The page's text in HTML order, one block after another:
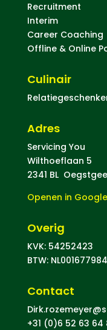
Recruitment
Interim
Career Coaching
Offline & Online
Culinair
Adres
Servicing You
Wilthoeflaan 5
2341 BL
Openen in
Overig
KVK: 54252423
BTW:
Contact
+31 (0)6 52 63 64